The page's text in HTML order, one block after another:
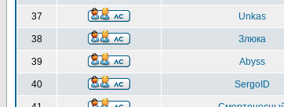
37 Unkas
38 Злюка
39 Abyss
40 SergoID